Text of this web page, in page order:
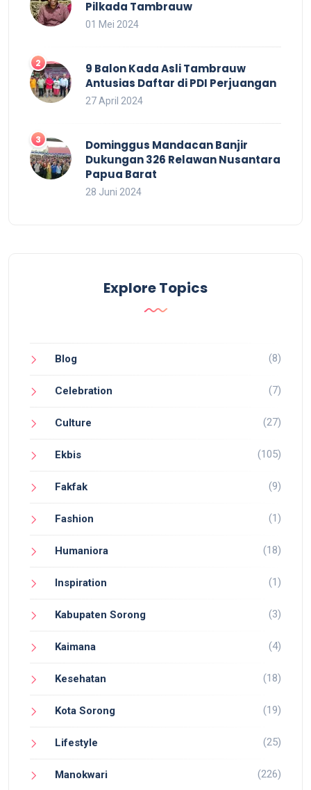
Pilkada Tambrauw
01 Mei 2024
9 Balon Kada Asli Tambrauw
Antusias Daftar di PDI Perjuangan
27 April 2024
Dominggus Mandacan Banjir
Dukungan 326 Relawan Nusantara
Papua Barat
28 Juni 2024
Explore Topics
Blog (8)
Celebration (7)
Culture (27)
Ekbis (105)
Fakfak (9)
Fashion (1)
Humaniora (18)
Inspiration (1)
Kabupaten Sorong (3)
Kaimana (4)
Kesehatan (18)
Kota Sorong (19)
Lifestyle (25)
Manokwari (226)